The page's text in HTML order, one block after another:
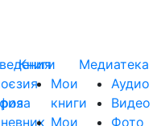
Книги
Мои
книги
Мои
Медиатека
Аудио
Видео
Фото